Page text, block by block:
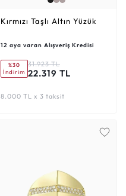
Kırmızı Taşlı Altın Yüzük
12 aya varan Alışveriş Kredisi
%30
İndirim
31.923 TL
22.319 TL
8.000 TL x 3 taksit